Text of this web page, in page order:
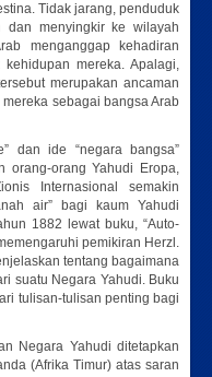
Tidak jarang, penduduk
menyingkir ke wilayah
menganggap kehadiran
mereka. Apalagi,
merupakan ancaman
sebagai bangsa Arab
dan ide “negara bangsa”
orang-orang Yahudi Eropa,
Internasional semakin
air” bagi kaum Yahudi
1882 lewat buku, “Auto-
pemikiran Herzl.
tentang bagaimana
suatu Negara Yahudi. Buku
tulisan-tulisan penting bagi
Negara Yahudi ditetapkan
(Afrika Timur) atas saran